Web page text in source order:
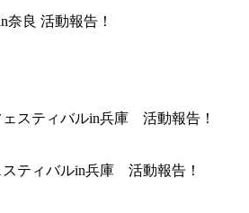
奈良 活動報告！
スティバルin兵庫 活動報告！